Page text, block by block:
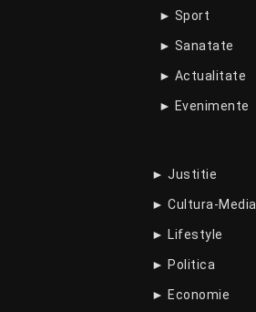
► Sport
► Sanatate
► Actualitate
► Evenimente
► Justitie
► Cultura-Media
► Lifestyle
► Politica
► Economie